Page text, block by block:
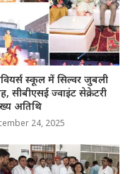
स्कूल में सिल्वर जुबली
सीबीएसई ज्वाइंट सेक्रेटरी
अतिथि
24, 2025